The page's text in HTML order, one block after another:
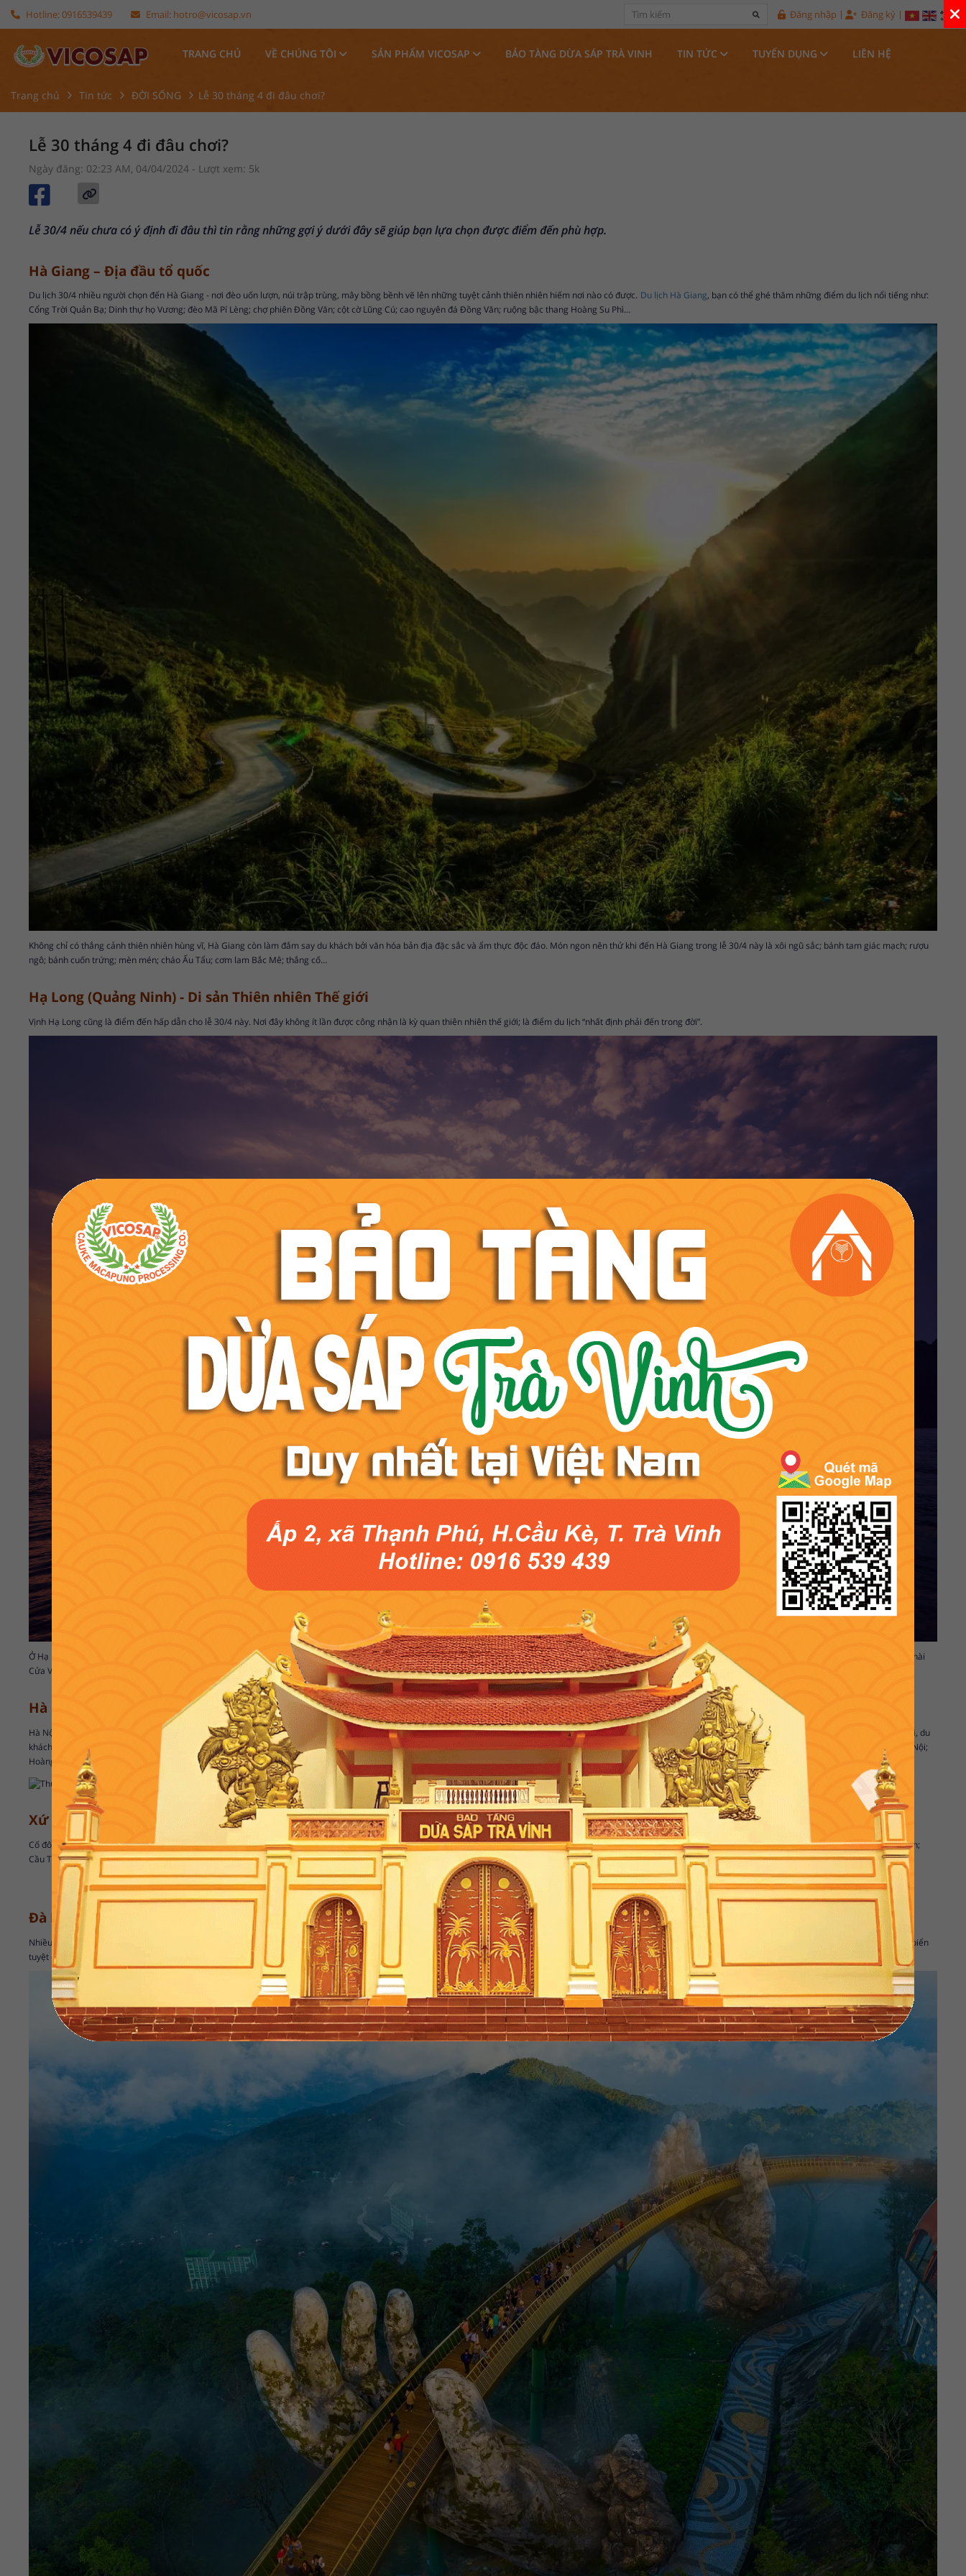
Hotline:0916539439 Email: hotro@vicosap.vn Đăng nhập Đăng ký
TRANG CHỦ VỀ CHÚNG TÔI SẢN PHẨM VICOSAP BẢO TÀNG DỪA SÁP TRÀ VINH TIN TỨC TUYỂN DỤNG LIÊN HỆ
Trang chủ Tin tức ĐỜI SỐNG Lễ 30 tháng 4 đi đâu chơi?
Lễ 30 tháng 4 đi đâu chơi?
Ngày đăng: 02:23 AM, 04/04/2024 - Lượt xem: 5k
Lễ 30/4 nếu chưa có ý định đi đâu thì tin rằng những gợi ý dưới đây sẽ giúp bạn lựa chọn được điểm đến phù hợp.
Hà Giang – Địa đầu tổ quốc
Du lịch 30/4 nhiều người chọn đến Hà Giang - nơi đèo uốn lượn, núi trập trùng, mây bồng bềnh vẽ lên những tuyệt cảnh thiên nhiên hiếm nơi nào có được. Du lịch Hà Giang, bạn có thể ghé thăm những điểm du lịch nổi tiếng như:
Cổng Trời Quản Bạ; Dinh thự họ Vương; đèo Mã Pí Lèng; chợ phiên Đồng Văn; cột cờ Lũng Cú; cao nguyên đá Đồng Văn; ruộng bậc thang Hoàng Su Phì…
Không chỉ có thắng cảnh thiên nhiên hùng vĩ, Hà Giang còn làm đắm say du khách bởi văn hóa bản địa đặc sắc và ẩm thực độc đáo. Món ngon nên thử khi đến Hà Giang trong lễ 30/4 này là xôi ngũ sắc; bánh tam giác mạch; rượu
ngô; bánh cuốn trứng; mèn mén; cháo Ấu Tẩu; cơm lam Bắc Mê; thắng cố…
Hạ Long (Quảng Ninh) - Di sản Thiên nhiên Thế giới
Vịnh Hạ Long cũng là điểm đến hấp dẫn cho lễ 30/4 này. Nơi đây không ít lần được công nhận là kỳ quan thiên nhiên thế giới; là điểm du lịch “nhất định phải đến trong đời”.
Ở Hạ Long còn nhiều điểm tham quan hấp dẫn khác như: Vịnh Bái Tử Long; Hệ thống các đảo và hang động đẹp; Các bãi tắm đẹp; Khu phố cổ Hạ Long; Công viên Sun World; Bán đảo Tuần Châu; Bảo tàng Quảng Ninh; Làng chài
Cửa Vạn; Núi Bài Thơ;... Các loại hải sản tươi ngon; chả mực; sữa chua trân châu Hạ Long; gà đồi Tiên Yên; bún bề bề; bánh gật gù… là những món ngon nên thử khi du lịch Hạ Long.
Hà Nội - Thủ đô ngàn năm Văn Hiến
Hà Nội trung tâm văn hóa, chính trị lớn nhất và là thủ đô của cả nước. Với truyền thống lịch sử “ngàn năm văn hiến” và nét văn hóa thanh lịch bao đời, Hà Nội là điểm đến hấp dẫn với du khách mọi miền tổ quốc. Du lịch Hà Nội, du
khách không thiếu nơi để khám phá, từ nội thành ra đến ngoại thành như: Lăng chủ tịch Hồ Chí Minh; nhà thờ lớn Hà Nội; cầu Long Biên; tứ Trấn Thăng Long; chùa Trấn Quốc; phủ Tây Hồ; Văn Miếu Quốc Tử Giám; Phố cổ Hà Nội;
Hoàng Thành Thăng Long; nhà tù Hỏa Lò; Hồ Gươm; chùa Hương; Bát Tràng…
Xứ Huế mộng mơ
Cố đô Huế là điểm đến lý tưởng cho những ai muốn khám phá ký ức xưa cũ và các di sản văn hóa quốc gia. Du lịch Huế, bạn có thể tham quan Đại Nội; các lăng tẩm; Chùa Thiên Mụ; Sông Hương; Đồi Vọng Cảnh; Núi Ngự Bình;
Cầu Tràng Tiền; Núi Bạch Mã; Biển Lăng Cô; Chợ Đông Ba; Thôn Vĩ Dạ…
Đà Nẵng - Nơi đáng sống nhất
Nhiều du khách nói rằng Đà Nẵng là một nơi đáng sống nhất, là điểm du lịch đáng để đi nhất. Không khó hiểu khi nhiều người chọn đây là điểm du lịch 30/4 của mình. Du lịch Đà Nẵng
, du khách có cơ hội vui chơi ở những bãi biển
tuyệt đẹp; khám phá Bà Nà Hill; Bán đảo Sơn Trà; Công viên Châu Á; Suối khoáng Thần Tài; Làng bích họa Tam Thanh; Bảo tàng Đồng Đình; Ngũ Hành Sơn; Cầu Rồng; Cầu quay sông Hàn;...